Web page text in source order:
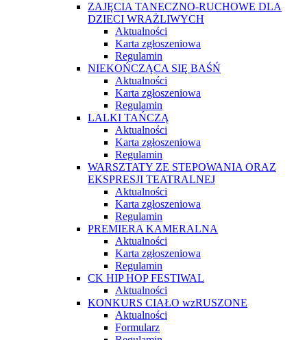
ZAJĘCIA TANECZNO-RUCHOWE DLA
DZIECI WRAŻLIWYCH
Aktualności
Karta zgłoszeniowa
Regulamin
NIEKOŃCZĄCA SIĘ BAŚŃ
Aktualności
Karta zgłoszeniowa
Regulamin
LALKI TAŃCZĄ
Aktualności
Karta zgłoszeniowa
Regulamin
WARSZTATY ZE STEPOWANIA ORAZ
EKSPRESJI TEATRALNEJ
Aktualności
Karta zgłoszeniowa
Regulamin
PREMIERA KAMERALNA
Aktualności
Karta zgłoszeniowa
Regulamin
CK HIP HOP FESTIWAL
Aktualności
KONKURS CIAŁO wzRUSZONE
Aktualności
Formularz